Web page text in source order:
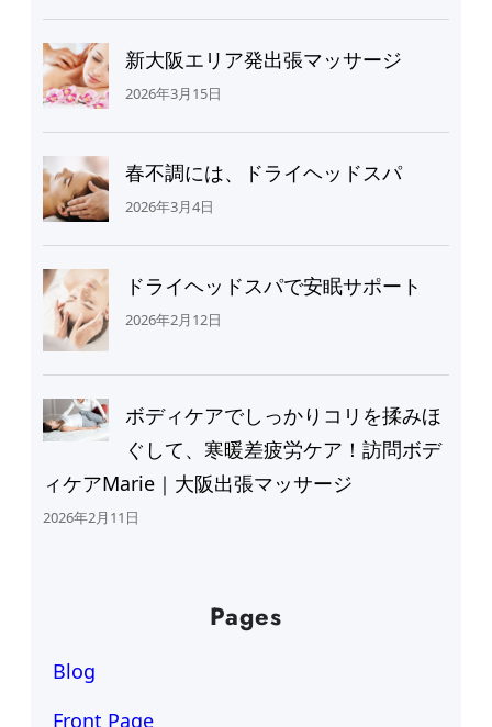
新大阪エリア発出張マッサージ
2026年3月15日
春不調には、ドライヘッドスパ
2026年3月4日
ドライヘッドスパで安眠サポート
2026年2月12日
ボディケアでしっかりコリを揉みほ
ぐして、寒暖差疲労ケア！訪問ボデ
ィケアMarie｜大阪出張マッサージ
2026年2月11日
Pages
Blog
Front Page